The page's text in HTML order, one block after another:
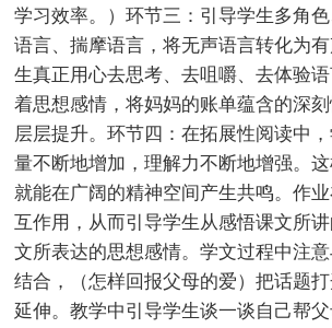
学习效率。）环节三：引导学生多角
语言、揣摩语言，将无声语言转化为
生真正用心去思考、去咀嚼、去体验
着思想感情，将妈妈的账单蕴含的深刻
层层提升。环节四：在拓展性阅读中
量不断地增加，理解力不断地增强。
就能在广阔的精神空间产生共鸣。作
互作用，从而引导学生从感悟课文所
文所表达的思想感情。学文过程中注
结合，（怎样回报父母的爱）把话题
延伸。教学中引导学生谈一谈自己帮父